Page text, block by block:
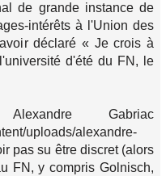
de grande instance de
intérêts à l'Union des
déclaré « Je crois à
d'été du FN, le
Gabriac
uploads/alexandre-
pas su être discret (alors
FN, y compris Golnisch,